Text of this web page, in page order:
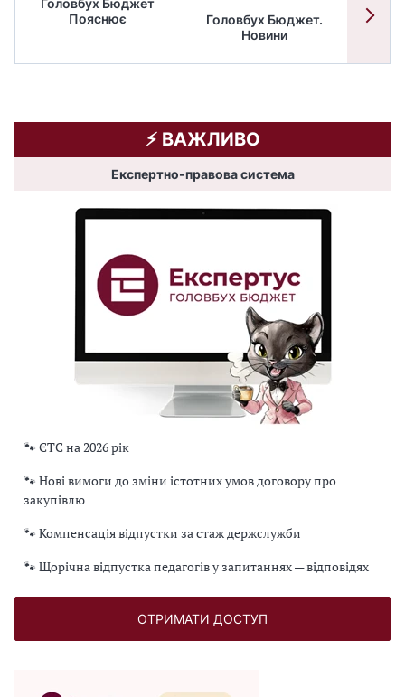
Головбух Бюджет
Пояснює
Головбух Бюджет.
Новини
⚡️ ВАЖЛИВО
Експертно-правова система
🐾 ЄТС на 2026 рік
🐾 Нові вимоги до зміни істотних умов договору про
закупівлю
🐾 Компенсація відпустки за стаж держслужби
🐾 Щорічна відпустка педагогів у запитаннях — відповідях
ОТРИМАТИ ДОСТУП